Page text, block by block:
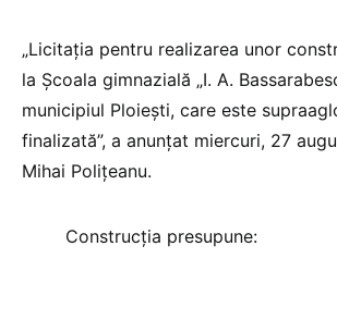
„Licitaţia pentru realizarea unor
la Şcoala gimnazială „I. A.
municipiul Ploieşti, care este
finalizată”, a anunţat miercuri, 27
Mihai Poliţeanu.
Construcţia presupune: